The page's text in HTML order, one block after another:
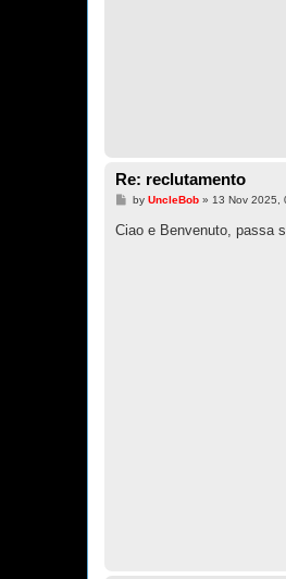
Re: reclutamento
P
t
by UncleBob» 13 Nov 2025,
Ciao e Benvenuto, passa